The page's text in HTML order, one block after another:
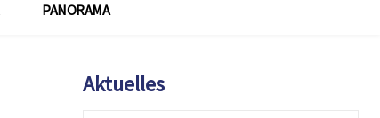
PANORAMA
Aktuelles